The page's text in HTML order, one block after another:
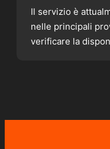
Il servizio è
nelle principali
verificare la